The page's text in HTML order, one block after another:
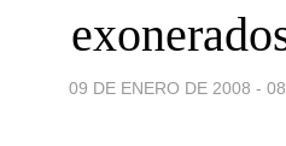
09 DE ENERO DE 2008 -